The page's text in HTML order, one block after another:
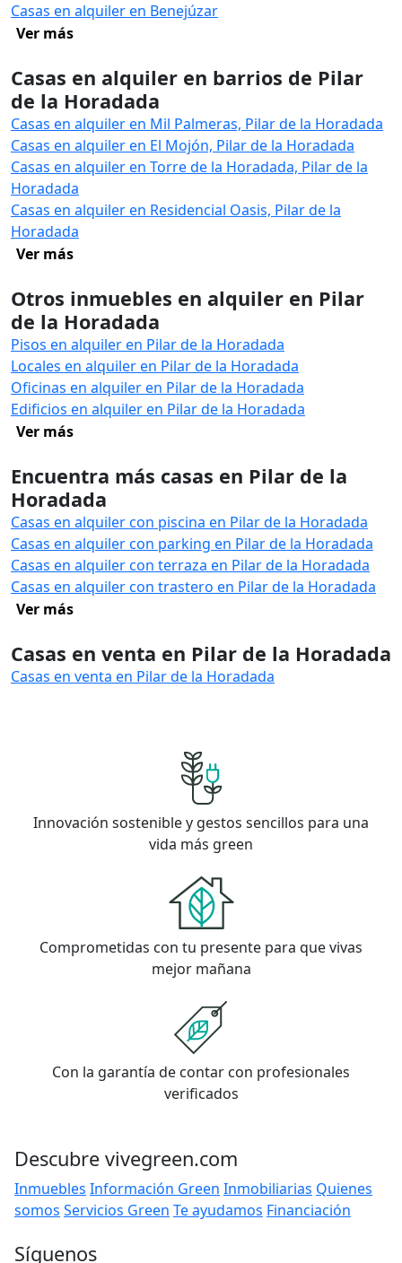
Casas en alquiler en Benejúzar
Ver más
Casas en alquiler en barrios de Pilar
de la Horadada
Casas en alquiler en Mil Palmeras, Pilar de la Horadada
Casas en alquiler en El Mojón, Pilar de la Horadada
Casas en alquiler en Torre de la Horadada, Pilar de la
Horadada
Casas en alquiler en Residencial Oasis, Pilar de la
Horadada
Ver más
Otros inmuebles en alquiler en Pilar
de la Horadada
Pisos en alquiler en Pilar de la Horadada
Locales en alquiler en Pilar de la Horadada
Oficinas en alquiler en Pilar de la Horadada
Edificios en alquiler en Pilar de la Horadada
Ver más
Encuentra más casas en Pilar de la
Horadada
Casas en alquiler con piscina en Pilar de la Horadada
Casas en alquiler con parking en Pilar de la Horadada
Casas en alquiler con terraza en Pilar de la Horadada
Casas en alquiler con trastero en Pilar de la Horadada
Ver más
Casas en venta en Pilar de la Horadada
Casas en venta en Pilar de la Horadada
Innovación sostenible y gestos sencillos para una
vida más green
Comprometidas con tu presente para que vivas
mejor mañana
Con la garantía de contar con profesionales
verificados
Descubre vivegreen.com
Inmuebles Información Green Inmobiliarias Quienes
somos Servicios Green Te ayudamos Financiación
Síguenos